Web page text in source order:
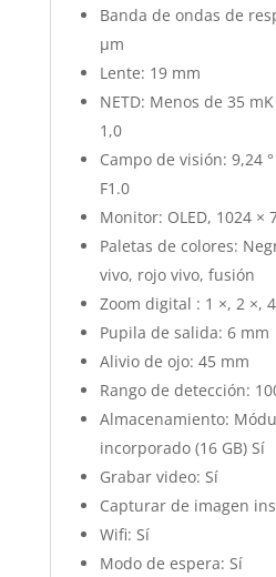
Banda de ondas de
μm
Lente: 19 mm
NETD: Menos de 35 mK
1,0
Campo de visión: 9,24 °
F1.0
Monitor: OLED, 1024 ×
Paletas de colores:
vivo, rojo vivo, fusión
Zoom digital : 1 ×, 2 ×,
Pupila de salida: 6 mm
Alivio de ojo: 45 mm
Rango de detección:
Almacenamiento:
incorporado (16 GB) Sí
Grabar video: Sí
Capturar de imagen
Wifi: Sí
Modo de espera: Sí